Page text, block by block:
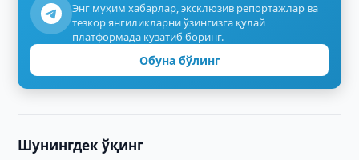
Энг муҳим хабарлар, эксклюзив репортажлар ва
тезкор янгиликларни ўзингизга қулай
платформада кузатиб боринг.
Обуна бўлинг
Шунингдек ўқинг